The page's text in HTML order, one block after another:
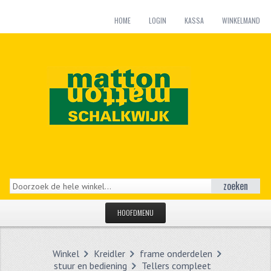
HOME LOGIN KASSA WINKELMAND
zoeken
HOOFDMENU
CATEGORIEËN
Winkel Kreidler
frame onderdelen
stuur en bediening
Tellers compleet